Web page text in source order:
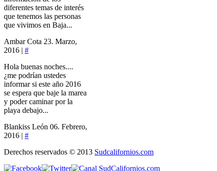
diferentes temas de interés
que tenemos las personas
que vivimos en Baja...
Ambar Cota 23. Marzo,
2016 | #
Hola buenas noches....
¿me podrían ustedes
informar si este año 2016
se espera que baje la marea
y poder caminar por la
playa debajo...
Blankiss León 06. Febrero,
2016 | #
Derechos reservados © 2013 Sudcalifornios.com